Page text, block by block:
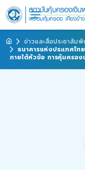
ข่าวและสื่อประชาสัม
ธนาคารแห่งประเทศไ
ภายใต้หัวข้อ การคุ้มครอง